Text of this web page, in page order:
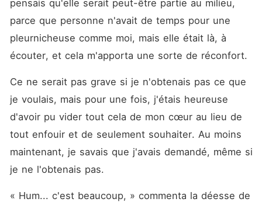
pensais qu'elle serait peut-être partie au milieu,
parce que personne n'avait de temps pour une
pleurnicheuse comme moi, mais elle était là, à
écouter, et cela m'apporta une sorte de réconfort.
Ce ne serait pas grave si je n'obtenais pas ce que
je voulais, mais pour une fois, j'étais heureuse
d'avoir pu vider tout cela de mon cœur au lieu de
tout enfouir et de seulement souhaiter. Au moins
maintenant, je savais que j'avais demandé, même si
je ne l'obtenais pas.
« Hum... c'est beaucoup, » commenta la déesse de